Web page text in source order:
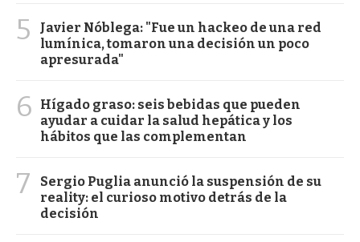
5
Javier Nóblega: "Fue un hackeo de una red
lumínica, tomaron una decisión un poco
apresurada"
6
Hígado graso: seis bebidas que pueden
ayudar a cuidar la salud hepática y los
hábitos que las complementan
7
Sergio Puglia anunció la suspensión de su
reality: el curioso motivo detrás de la
decisión